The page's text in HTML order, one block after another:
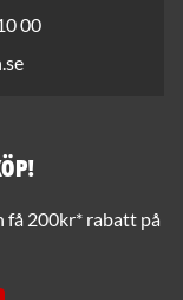
00
få 200kr* rabatt på